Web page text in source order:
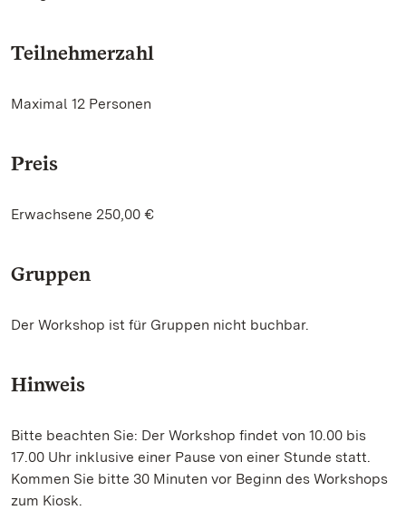
Teilnehmerzahl
Maximal 12 Personen
Preis
Erwachsene 250,00 €
Gruppen
Der Workshop ist für Gruppen nicht buchbar.
Hinweis
Bitte beachten Sie: Der Workshop findet von 10.00 bis
17.00 Uhr inklusive einer Pause von einer Stunde statt.
Kommen Sie bitte 30 Minuten vor Beginn des Workshops
zum Kiosk.